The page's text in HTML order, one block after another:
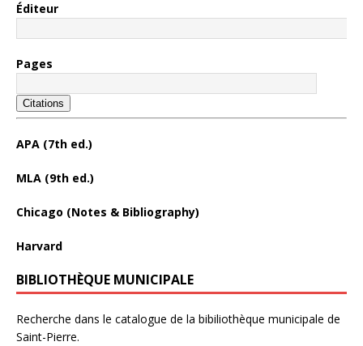
Éditeur
Pages
Citations
APA (7th ed.)
MLA (9th ed.)
Chicago (Notes & Bibliography)
Harvard
BIBLIOTHÈQUE MUNICIPALE
Recherche dans le catalogue de la bibiliothèque municipale de
Saint-Pierre.